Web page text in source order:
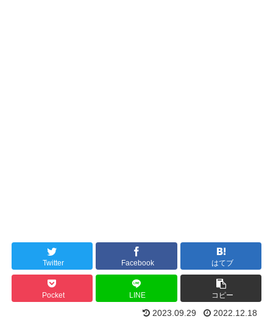
Twitter Facebook はてブ
Pocket LINE コピー
2023.09.29 2022.12.18